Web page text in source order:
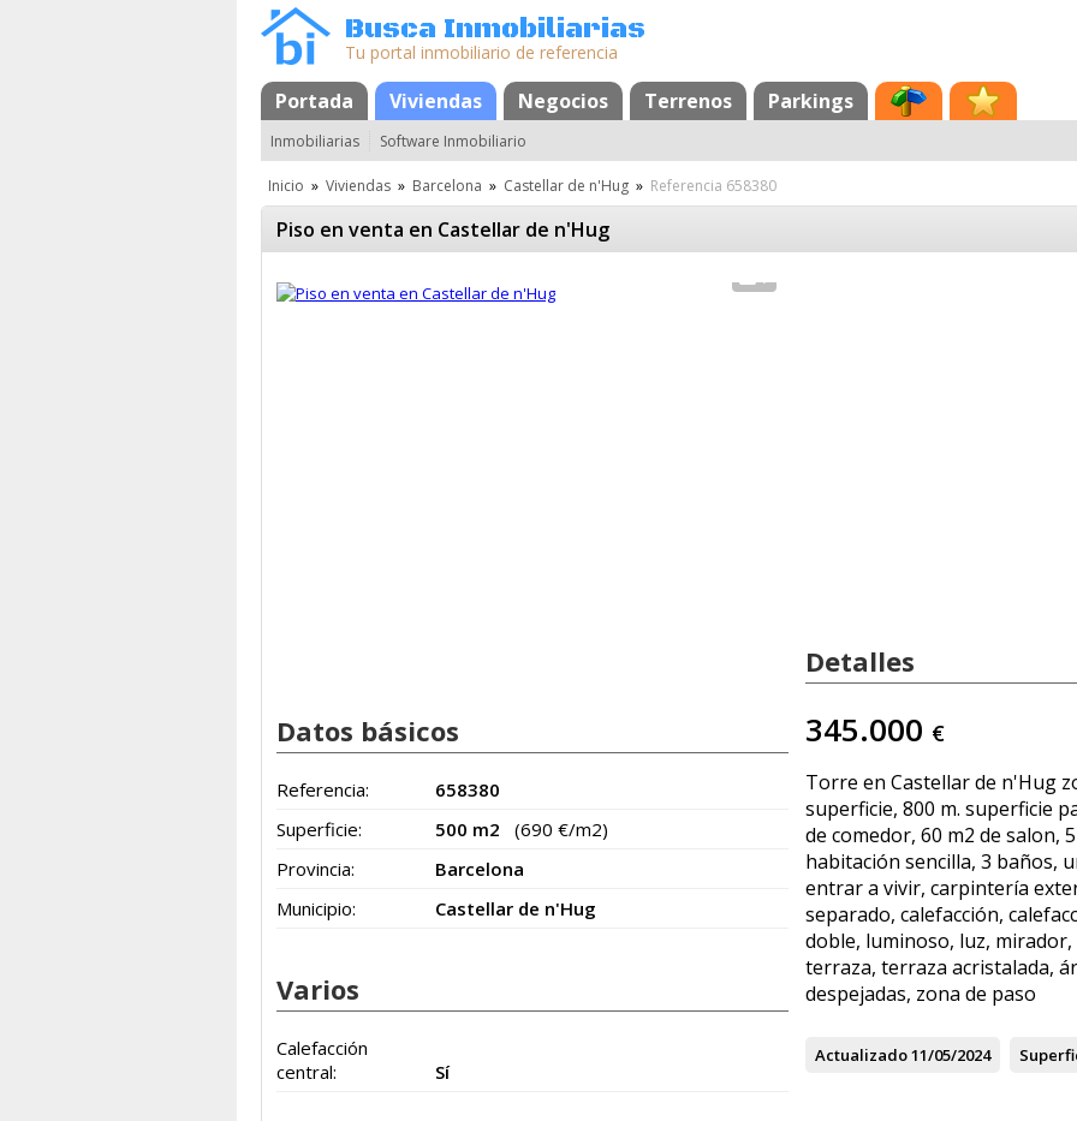
Busca Inmobiliarias
Tu portal inmobiliario de referencia
Portada Viviendas Negocios Terrenos Parkings
MapaFavoritos
Inmobiliarias Software Inmobiliario
Inicio » Viviendas » Barcelona » Castellar de n'Hug » Referencia 658380
Piso en venta en Castellar de n'Hug
7
Datos básicos
Referencia:
658380
Superficie:
500 m2
(690 €/m2)
Provincia:
Barcelona
Municipio:
Castellar de n'Hug
Varios
Calefacción
central:
Sí
Detalles
345.000 €
Torre en Castellar de n'Hug
superficie, 800 m. superficie
de comedor, 60 m2 de salon,
habitación sencilla, 3 baños,
entrar a vivir, carpintería
separado, calefacción,
doble, luminoso, luz,
terraza, terraza acristalada,
despejadas, zona de paso
Actualizado11/05/2024